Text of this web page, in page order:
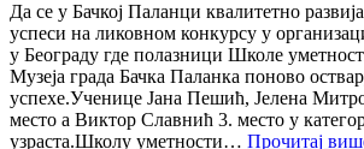
Да се у Бачкој Паланци квалитетно
успеси на ликовном конкурсу у
у Београду где полазници Школе
Музеја града Бачка Паланка поново
успехе.Ученице Јана Пешић, Јелена
место а Виктор Славнић 3. место у
узраста.Школу уметности… Прочитај